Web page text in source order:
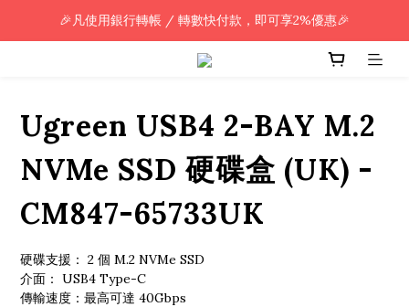
🎉凡使用銀行轉帳 / 轉數快付款，即可享2%優惠🎉
🎉凡使用銀行轉帳 / 轉數快付款，即可享2%優惠🎉
全單購買滿HK$800.00，即享免運優惠 (只限香港)
Ugreen USB4 2-BAY M.2
NVMe SSD 硬碟盒 (UK) -
CM847-65733UK
硬碟支援： 2 個 M.2 NVMe SSD
介面： USB4 Type-C
傳輸速度：最高可達 40Gbps